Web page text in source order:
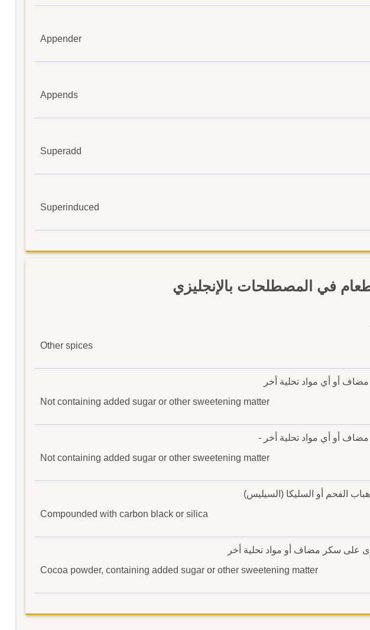
Appender
Appends
Superadd
Superinduced
في المصطلحات بالإنجليزي
Other spices
أو أي مواد تحلية أخر
Not containing added sugar or other sweetening matter
أو أي مواد تحلية أخر -
Not containing added sugar or other sweetening matter
الفحم أو السليكا (السيليس)
Compounded with carbon black or silica
على سكر مضاف أو مواد تحلية أخر
Cocoa powder, containing added sugar or other sweetening matter